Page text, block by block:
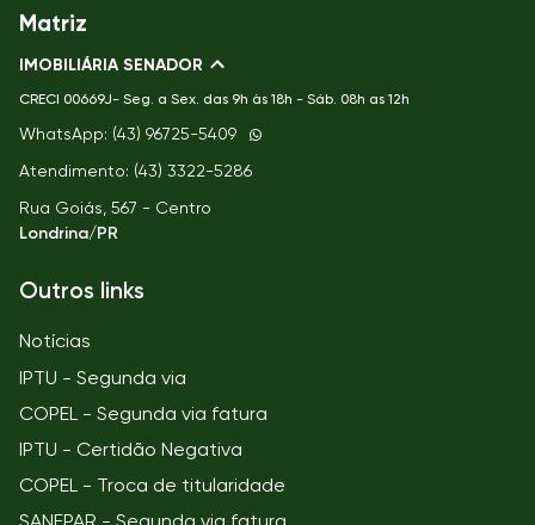
Matriz
IMOBILIÁRIA SENADOR
CRECI 00669J- Seg. a Sex. das 9h às 18h - Sáb. 08h as 12h
WhatsApp: (43) 96725-5409
Atendimento: (43) 3322-5286
Rua Goiás, 567 - Centro
Londrina/PR
Outros links
Notícias
IPTU - Segunda via
COPEL - Segunda via fatura
IPTU - Certidão Negativa
COPEL - Troca de titularidade